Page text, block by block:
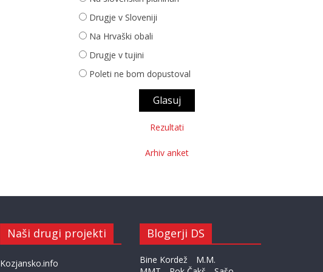
Drugje v Sloveniji
Na Hrvaški obali
Drugje v tujini
Poleti ne bom dopustoval
Rezultati
Arhiv anket
Naši drugi projekti
Kozjansko.info
Blogerji DS
Bine Kordež
M.M.